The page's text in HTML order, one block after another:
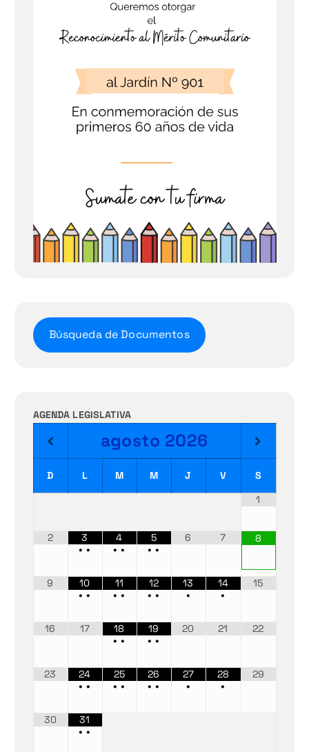
Búsqueda de Documentos
AGENDA LEGISLATIVA
agosto 2026
D L M M J V
S
1
2
3
••
4
••
5
••
6 7 8
9
10
••
11
••
12
••
13
•
14
•
15
16 17
18
••
19
••
20 21 22
23
24
••
25
••
26
••
27
•
28
•
29
30
31
••